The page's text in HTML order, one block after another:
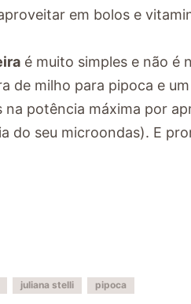
em bolos e
é muito simples e não é
de milho para pipoca e
potência máxima por
do seu microondas). E
juliana stelli pipoca